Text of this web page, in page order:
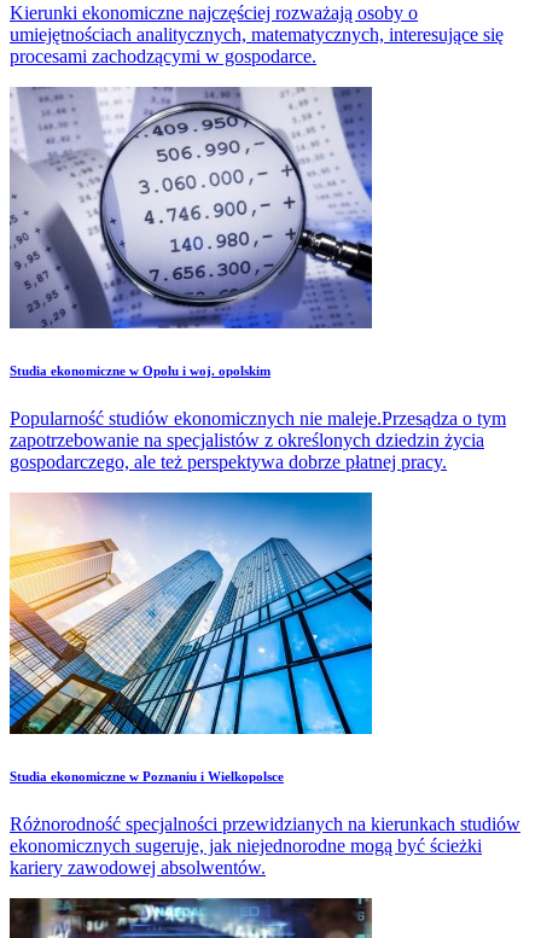
Kierunki ekonomiczne najczęściej rozważają osoby o
umiejętnościach analitycznych, matematycznych, interesujące się
procesami zachodzącymi w gospodarce.
Studia ekonomiczne w Opolu i woj. opolskim
Popularność studiów ekonomicznych nie maleje.Przesądza o tym
zapotrzebowanie na specjalistów z określonych dziedzin życia
gospodarczego, ale też perspektywa dobrze płatnej pracy.
Studia ekonomiczne w Poznaniu i Wielkopolsce
Różnorodność specjalności przewidzianych na kierunkach studiów
ekonomicznych sugeruje, jak niejednorodne mogą być ścieżki
kariery zawodowej absolwentów.